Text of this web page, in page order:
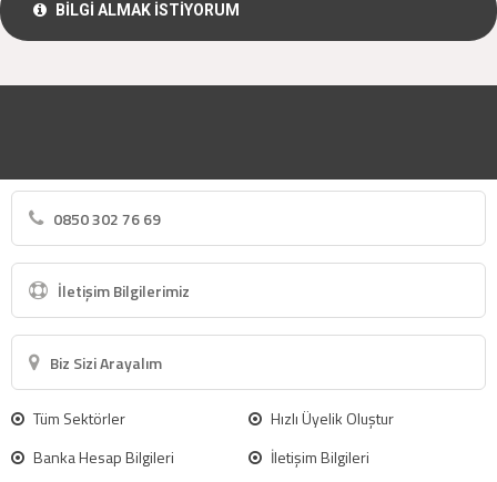
BİLGİ ALMAK İSTİYORUM
0850 302 76 69
İletişim Bilgilerimiz
Biz Sizi Arayalım
Tüm Sektörler
Hızlı Üyelik Oluştur
Banka Hesap Bilgileri
İletişim Bilgileri